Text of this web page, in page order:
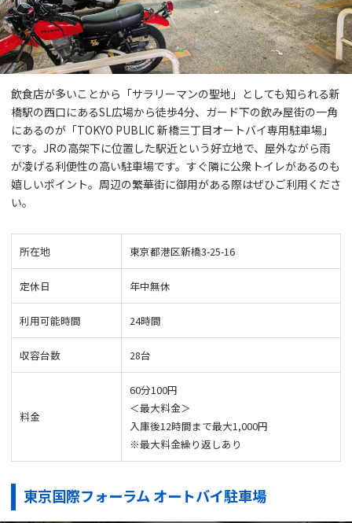
飲食店が多いことから「サラリーマンの聖地」としても知られる新
橋駅の西口にあるSL広場から徒歩4分、ガード下の飲み屋街の一角
にあるのが「TOKYO PUBLIC 新橋三丁目オートバイ専用駐車場」
です。JRの高架下に位置した駅近という好立地で、屋外ながら雨
が凌げる利便性の高い駐車場です。すぐ隣に公衆トイレがあるのも
嬉しいポイント。周辺の繁華街に御用がある際はぜひご利用くださ
い。
所在地 東京都港区新橋3-25-16​
定休日 年中無休
利用可能時間 24時間
収容台数 28台
料金
60分100円
＜最大料金＞
入庫後12時間まで最大1,000円
※最大料金繰り返しあり
東京国際フォーラム オートバイ駐車場